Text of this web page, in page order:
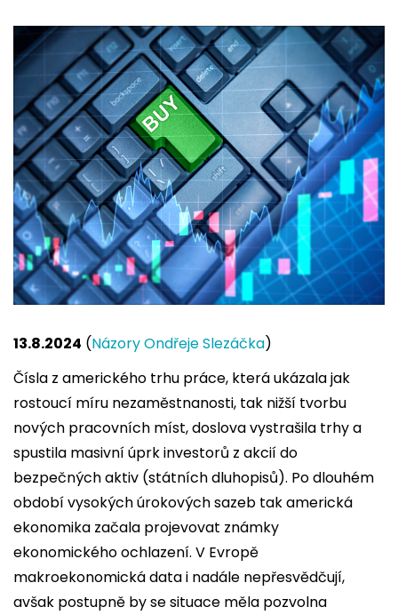
13.8.2024 (Názory Ondřeje Slezáčka)
Čísla z amerického trhu práce, která ukázala jak
rostoucí míru nezaměstnanosti, tak nižší tvorbu
nových pracovních míst, doslova vystrašila trhy a
spustila masivní úprk investorů z akcií do
bezpečných aktiv (státních dluhopisů). Po dlouhém
období vysokých úrokových sazeb tak americká
ekonomika začala projevovat známky
ekonomického ochlazení. V Evropě
makroekonomická data i nadále nepřesvědčují,
avšak postupně by se situace měla pozvolna